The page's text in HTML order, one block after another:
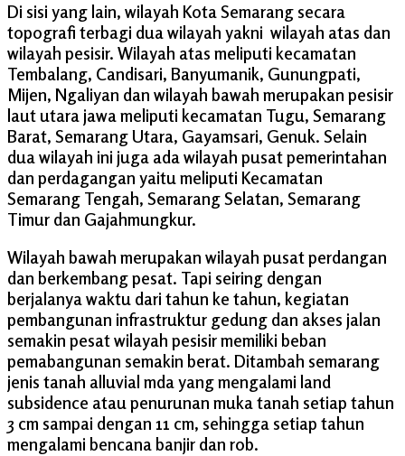
Di sisi yang lain, wilayah Kota Semarang secara
topografi terbagi dua wilayah yakni wilayah atas dan
wilayah pesisir. Wilayah atas meliputi kecamatan
Tembalang, Candisari, Banyumanik, Gunungpati,
Mijen, Ngaliyan dan wilayah bawah merupakan pesisir
laut utara jawa meliputi kecamatan Tugu, Semarang
Barat, Semarang Utara, Gayamsari, Genuk. Selain
dua wilayah ini juga ada wilayah pusat pemerintahan
dan perdagangan yaitu meliputi Kecamatan
Semarang Tengah, Semarang Selatan, Semarang
Timur dan Gajahmungkur.
Wilayah bawah merupakan wilayah pusat perdangan
dan berkembang pesat. Tapi seiring dengan
berjalanya waktu dari tahun ke tahun, kegiatan
pembangunan infrastruktur gedung dan akses jalan
semakin pesat wilayah pesisir memiliki beban
pemabangunan semakin berat. Ditambah semarang
jenis tanah alluvial mda yang mengalami land
subsidence atau penurunan muka tanah setiap tahun
3 cm sampai dengan 11 cm, sehingga setiap tahun
mengalami bencana banjir dan rob.